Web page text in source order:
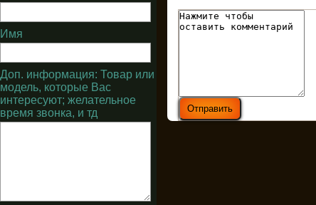
Имя
Доп. информация: Товар или
модель, которые Вас
интересуют; желательное
время звонка, и тд